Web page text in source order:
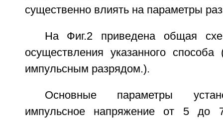
существенно влиять на параметры
На Фиг.2 приведена общая
осуществления указанного
импульсным разрядом.).
Основные параметры
импульсное напряжение от 5 до